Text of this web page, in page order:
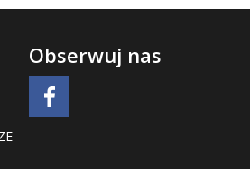
Obserwuj nas